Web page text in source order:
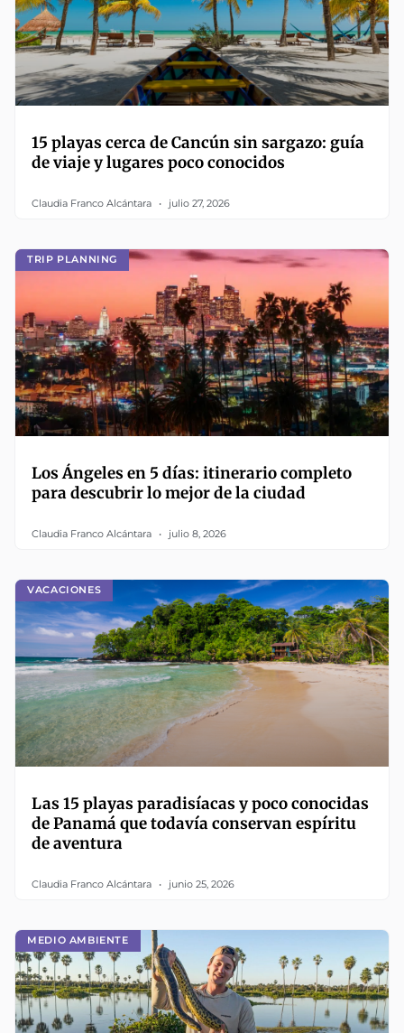
15 playas cerca de Cancún sin sargazo: guía
de viaje y lugares poco conocidos
Claudia Franco Alcántara julio 27, 2026
TRIP PLANNING
Los Ángeles en 5 días: itinerario completo
para descubrir lo mejor de la ciudad
Claudia Franco Alcántara julio 8, 2026
VACACIONES
Las 15 playas paradisíacas y poco conocidas
de Panamá que todavía conservan espíritu
de aventura
Claudia Franco Alcántara junio 25, 2026
MEDIO AMBIENTE